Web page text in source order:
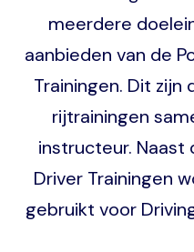
meerdere
aanbieden van de
Trainingen. Dit zijn
rijtrainingen
instructeur. Naast
Driver Trainingen
gebruikt voor